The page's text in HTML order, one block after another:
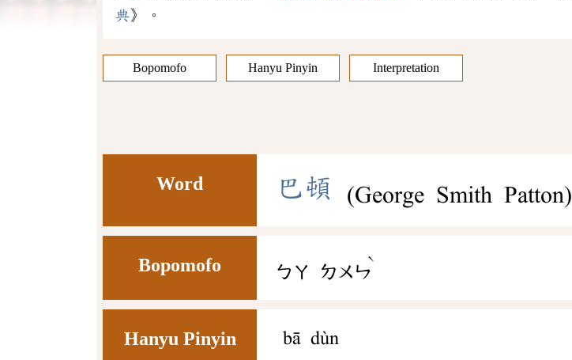
典》。
Bopomofo Hanyu Pinyin Interpretation
Word 巴頓 (George Smith Patton)
Bopomofo ㄅㄚ ㄉㄨㄣ
ˋ
Hanyu Pinyin bā dùn